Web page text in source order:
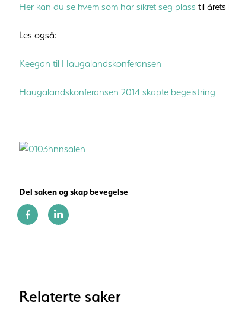
Her kan du se hvem som har sikret seg plass til årets
Les også:
Keegan til Haugalandskonferansen
Haugalandskonferansen 2014 skapte begeistring
Del saken og skap bevegelse
Relaterte saker